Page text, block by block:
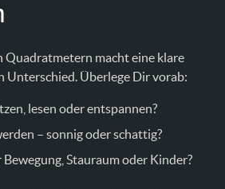
Quadratmetern macht eine klare
Unterschied. Überlege Dir vorab:
lesen oder entspannen?
– sonnig oder schattig?
Stauraum oder Kinder?